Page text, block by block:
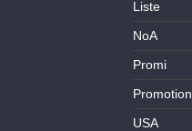
Liste
NoA
Promi
Promotion
USA